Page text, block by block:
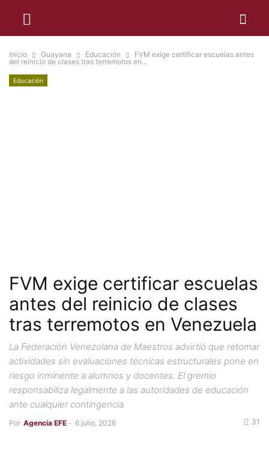
Inicio Guayana Educación
FVM exige certificar escuelas antes
del reinicio de clases tras terremotos en...
Educación
FVM exige certificar escuelas
antes del reinicio de clases
tras terremotos en Venezuela
La Federación Venezolana de Maestros advirtió que retomar
actividades sin evaluaciones técnicas estructurales pone en
riesgo inminente a alumnos y docentes. El gremio
responsabiliza legalmente a las autoridades de educación
ante cualquier contingencia
Por Agencia EFE - 6 julio, 2026 31